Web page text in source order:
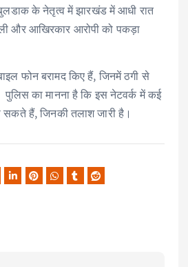
के नेतृत्व में झारखंड में आधी रात
और आखिरकार आरोपी को पकड़ा
फोन बरामद किए हैं, जिनमें ठगी से
का मानना है कि इस नेटवर्क में कई
सकते हैं, जिनकी तलाश जारी है।